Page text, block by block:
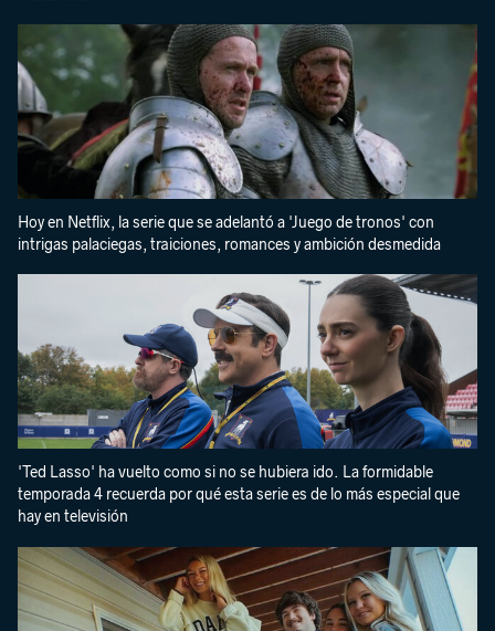
Hoy en Netflix, la serie que se adelantó a 'Juego de tronos' con
intrigas palaciegas, traiciones, romances y ambición desmedida
'Ted Lasso' ha vuelto como si no se hubiera ido. La formidable
temporada 4 recuerda por qué esta serie es de lo más especial que
hay en televisión